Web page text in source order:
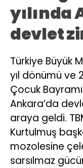
yılında
devlet
Türkiye Büyük
yıl dönümü ve
Çocuk
Ankara’da
araya geldi.
Kurtulmuş
mozolesine
sarsılmaz